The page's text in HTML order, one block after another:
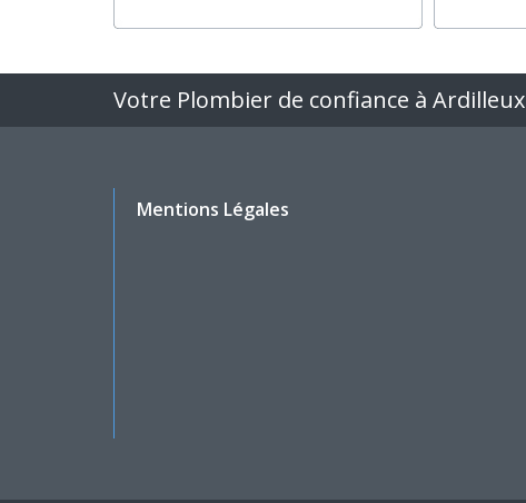
Votre Plombier de confiance à Ardilleux
Mentions Légales